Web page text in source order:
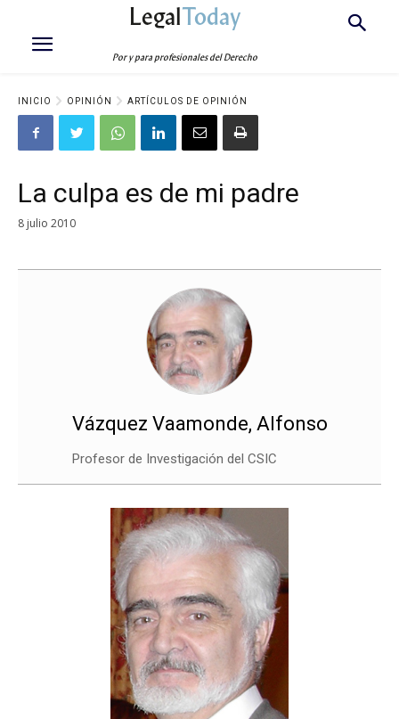
LegalToday
Por y para profesionales del Derecho
INICIO OPINIÓN ARTÍCULOS DE OPINIÓN
La culpa es de mi padre
8 julio 2010
Vázquez Vaamonde, Alfonso
Profesor de Investigación del CSIC